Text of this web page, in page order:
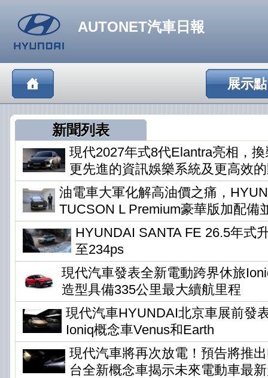
AUTONET汽車日報
展示點
新聞列表
現代2027年式8代Elantra亮相，
更先進的資訊娛樂系統及更高效
油電車大軍化解高油價之痛，
TUCSON L Premium豪華版加配備
HYUNDAI SANTA FE 26.5年式
至234ps
現代汽車發表全新電動跨界休旅
造型具備335公里最大續航里程
現代汽車HYUNDAI北京車展前發
Ioniq概念車Venus和Earth
現代汽車將再次放電！預告將推
台全新概念車揭示未來電動車最